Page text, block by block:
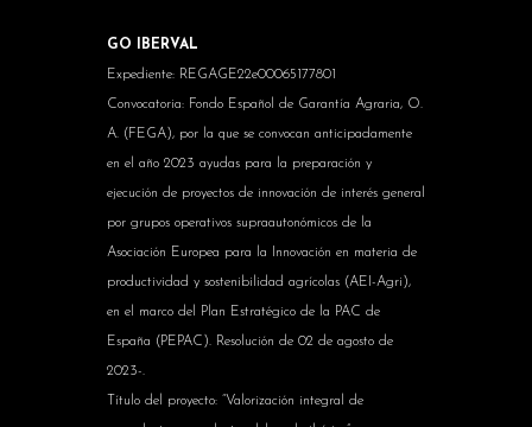
GO IBERVAL
Expediente: REGAGE22e00065177801
Convocatoria: Fondo Español de Garantía Agraria, O.
A. (FEGA), por la que se convocan anticipadamente
en el año 2023 ayudas para la preparación y
ejecución de proyectos de innovación de interés general
por grupos operativos supraautonómicos de la
Asociación Europea para la Innovación en materia de
productividad y sostenibilidad agrícolas (AEI-Agri),
en el marco del Plan Estratégico de la PAC de
España (PEPAC). Resolución de 02 de agosto de
2023-.
Título del proyecto: “Valorización integral de